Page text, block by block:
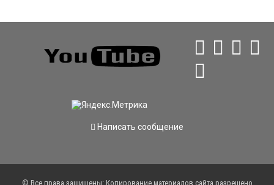
Написать сообщение
© Все права защищены: Копирование материалов сайта разрешено